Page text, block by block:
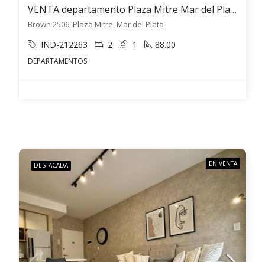
VENTA departamento Plaza Mitre Mar del Plata 3 ambientes
Brown 2506, Plaza Mitre, Mar del Plata
IND-212263 2 1 88.00
DEPARTAMENTOS
DESTACADA EN VENTA